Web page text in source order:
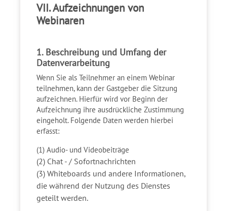
VII. Aufzeichnungen von
Webinaren
1. Beschreibung und Umfang der
Datenverarbeitung
Wenn Sie als Teilnehmer an einem Webinar
teilnehmen, kann der Gastgeber die Sitzung
aufzeichnen. Hierfür wird vor Beginn der
Aufzeichnung ihre ausdrückliche Zustimmung
eingeholt. Folgende Daten werden hierbei
erfasst:
(1) Audio- und Videobeiträge
(2) Chat - / Sofortnachrichten
(3) Whiteboards und andere Informationen,
die während der Nutzung des Dienstes
geteilt werden.